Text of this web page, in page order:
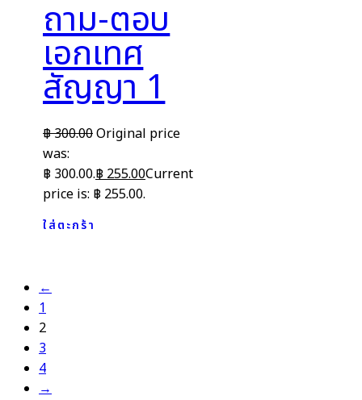
ถาม-ตอบ
เอกเทศ
สัญญา 1
฿300.00Original price
was:
฿ 300.00.฿255.00Current
price is: ฿ 255.00.
ใส่ตะกร้า
←
1
2
3
4
→